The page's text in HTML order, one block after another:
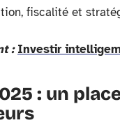
fiscalité et
: Investir
: un